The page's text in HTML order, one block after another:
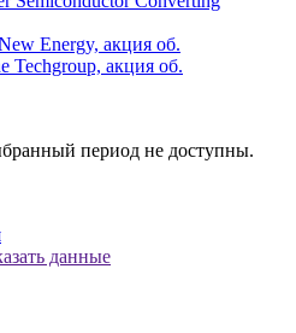
Energy, акция об.
Techgroup, акция об.
период не доступны.
данные